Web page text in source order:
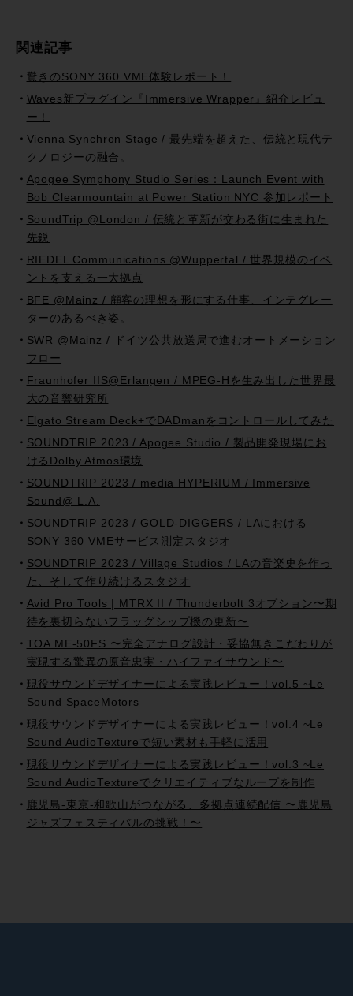
関連記事
驚きのSONY 360 VME体験レポート！
Waves新プラグイン『Immersive Wrapper』紹介レビュ
ー！
Vienna Synchron Stage / 最先端を超えた、伝統と現代テ
クノロジーの融合。
Apogee Symphony Studio Series：Launch Event with
Bob Clearmountain at Power Station NYC 参加レポート
SoundTrip @London / 伝統と革新が交わる街に生まれた
先鋭
RIEDEL Communications @Wuppertal / 世界規模のイベ
ントを支える一大拠点
BFE @Mainz / 顧客の理想を形にする仕事、インテグレー
ターのあるべき姿。
SWR @Mainz / ドイツ公共放送局で進むオートメーション
フロー
Fraunhofer IIS@Erlangen / MPEG-Hを生み出した世界最
大の音響研究所
Elgato Stream Deck+でDADmanをコントロールしてみた
SOUNDTRIP 2023 / Apogee Studio / 製品開発現場にお
けるDolby Atmos環境
SOUNDTRIP 2023 / media HYPERIUM / Immersive
Sound@ L.A.
SOUNDTRIP 2023 / GOLD-DIGGERS / LAにおける
SONY 360 VMEサービス測定スタジオ
SOUNDTRIP 2023 / Village Studios / LAの音楽史を作っ
た、そして作り続けるスタジオ
Avid Pro Tools | MTRX II / Thunderbolt 3オプション〜期
待を裏切らないフラッグシップ機の更新〜
TOA ME-50FS 〜完全アナログ設計・妥協無きこだわりが
実現する驚異の原音忠実・ハイファイサウンド〜
現役サウンドデザイナーによる実践レビュー！vol.5 ~Le
Sound SpaceMotors
現役サウンドデザイナーによる実践レビュー！vol.4 ~Le
Sound AudioTextureで短い素材も手軽に活用
現役サウンドデザイナーによる実践レビュー！vol.3 ~Le
Sound AudioTextureでクリエイティブなループを制作
鹿児島-東京-和歌山がつながる、多拠点連続配信 〜鹿児島
ジャズフェスティバルの挑戦！〜